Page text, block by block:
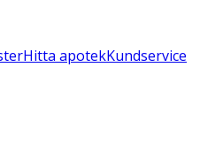
Hitta apotekKundservice